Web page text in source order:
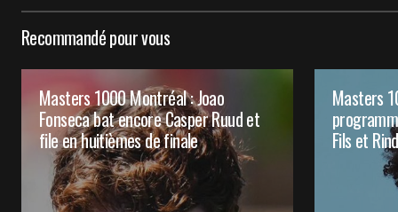
Prévenez-moi de tous les nouveaux
Prévenez-moi de tous les nouveaux
Recommandé pour vous
Masters 1000 Montréal : Joao
Fonseca bat encore Casper Ruud et
file en huitièmes de finale
Masters
Fils et